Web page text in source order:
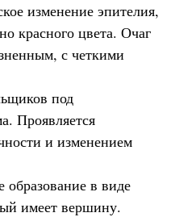
изменение эпителия,
красного цвета. Очаг
с четкими
под
Проявляется
и изменением
образование в виде
имеет вершину.